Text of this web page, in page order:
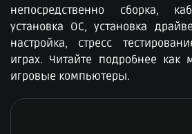
непосредственно сборка,
установка ОС, установка
настройка, стресс
играх. Читайте подробнее
игровые компьютеры.